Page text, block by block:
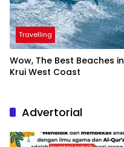
Travelling
Wow, The Best Beaches in
Krui West Coast
Advertorial